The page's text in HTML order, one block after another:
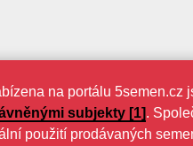
na portálu 5semen.cz
subjekty [1].
použití prodávaných